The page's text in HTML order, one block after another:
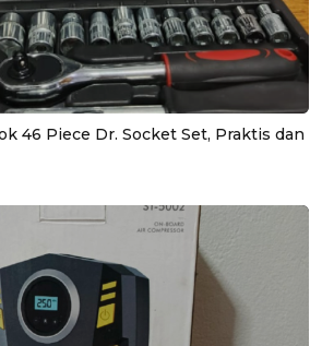
46 Piece Dr. Socket Set, Praktis dan